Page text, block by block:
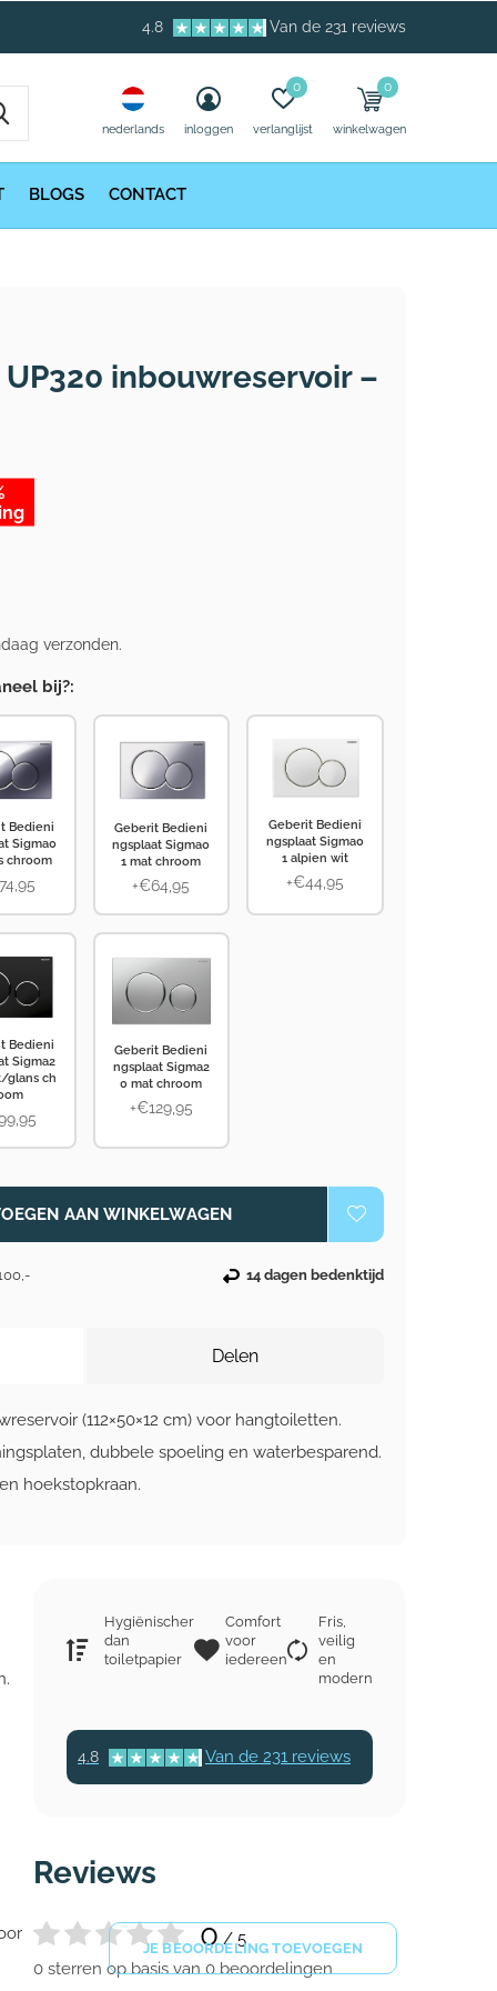
BLOGS CONTACT
nederlands inloggen verlanglijst
0
winkelwagen
0
4.8 Van de 231 reviews
inbouwreservoir –
verzonden.
bij?:
Bedieni
Sigma0
chroom
Geberit Bedieni
ngsplaat Sigma0
1 mat chroom
+€64,95
Geberit Bedieni
ngsplaat Sigma0
1 alpien wit
+€44,95
Bedieni
Sigma2
glans ch
Geberit Bedieni
ngsplaat Sigma2
0 mat chroom
+€129,95
AAN WINKELWAGEN
14 dagen bedenktijd
Delen
(112×50×12 cm) voor hangtoiletten.
dubbele spoeling en waterbesparend.
hoekstopkraan.
Hygiënischer
dan
toiletpapier
Comfort
voor
iedereen
Fris,
veilig
en
modern
4.8 Van de 231 reviews
Reviews
0/ 5
0 sterren op basis van 0 beoordelingen
JE BEOORDELING TOEVOEGEN